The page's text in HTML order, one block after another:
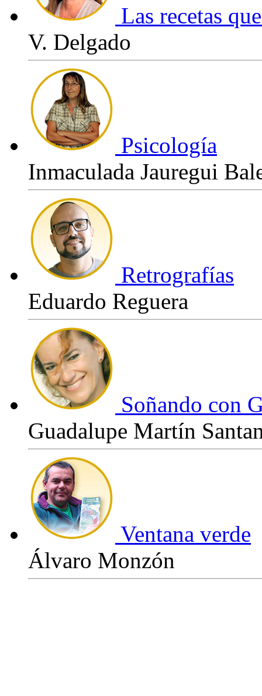
Las recetas
V. Delgado
Psicología
Inmaculada Jauregui
Retrografías
Eduardo Reguera
Soñando con
Guadalupe Martín
Ventana verde
Álvaro Monzón